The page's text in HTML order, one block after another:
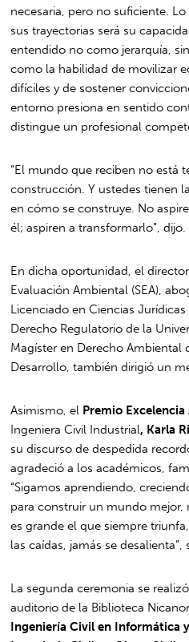
necesaria, pero no suficiente.
sus trayectorias será su
entendido no como jerarquía,
como la habilidad de movilizar
difíciles y de sostener
entorno presiona en sentido
distingue un profesional
“El mundo que reciben no está
construcción. Y ustedes tienen
en cómo se construye. No
él; aspiren a transformarlo”, dijo.
En dicha oportunidad, el
Evaluación Ambiental (SEA),
Licenciado en Ciencias
Derecho Regulatorio de la
Magíster en Derecho Ambiental
Desarrollo, también dirigió un
Asimismo, el Premio Excelencia
Ingeniera Civil Industrial, Karla
su discurso de despedida
agradeció a los académicos,
“Sigamos aprendiendo,
para construir un mundo
es grande el que siempre
las caídas, jamás se desalienta”,
La segunda ceremonia se
auditorio de la Biblioteca
Ingeniería Civil en Informática